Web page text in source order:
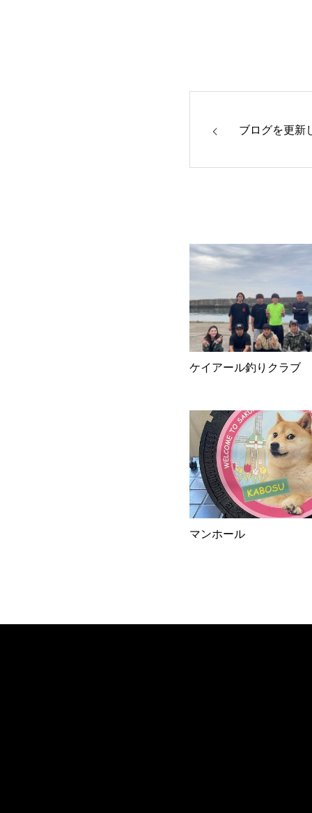
ブログを更新
ケイアール釣りクラブ
マンホール